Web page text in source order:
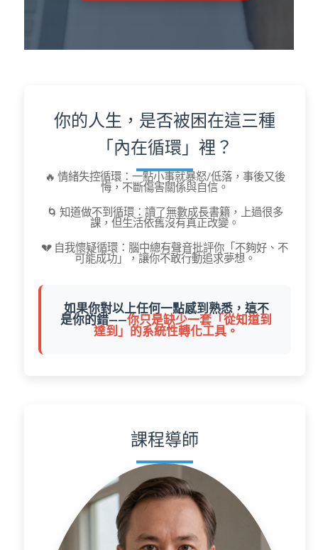
你的人生，是否被困在這三種
「內在循環」裡？
🔥 情緒失控循環：一點小事就暴怒/低落，事後又後
悔，不斷傷害關係與自信。
🌀 知道做不到循環：讀了無數成長書籍，上過很多
課，但生活依舊沒有真正改變。
💔 自我懷疑循環 ：腦中總有聲音批評你「不夠好、不
可能成功」，讓你不敢行動追求夢想。
如果你對以上任何一點感到熟悉，這不
是你的錯——你只是缺少一套「從知道到
達到」的系統性轉化工具。
課程導師